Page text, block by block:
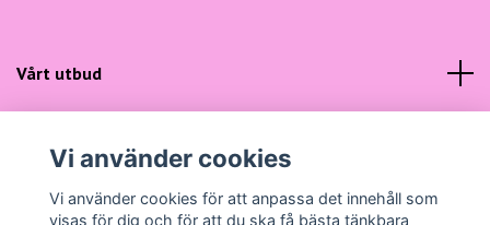
Vårt utbud
Sociala medier
Vi använder cookies
Vi använder cookies för att anpassa det innehåll som
visas för dig och för att du ska få bästa tänkbara